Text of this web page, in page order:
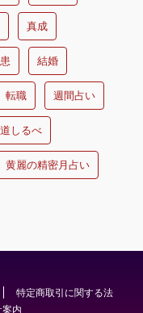
真成
結婚
転職 週間占い
道しるべ
黄麗の精密月占い
特定商取引に関する法
内